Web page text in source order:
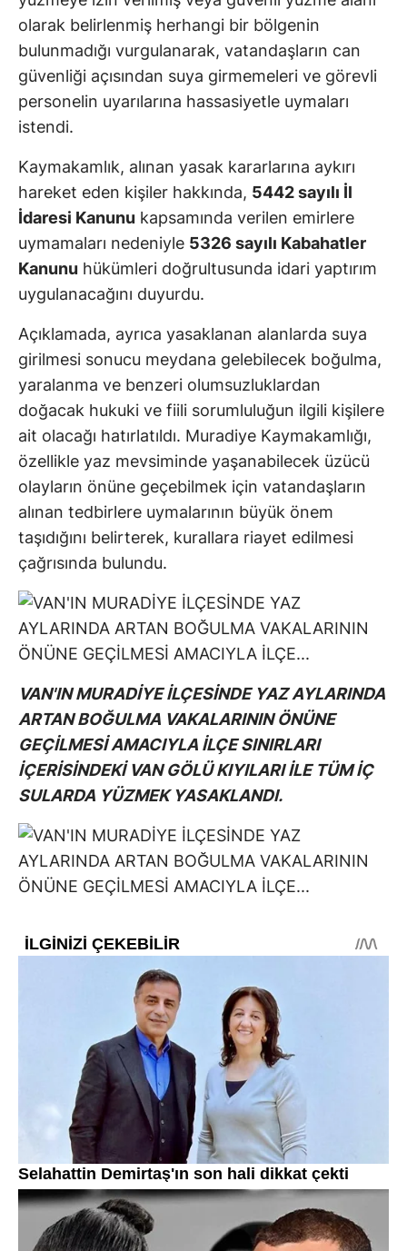
olarak belirlenmiş herhangi bir bölgenin
bulunmadığı vurgulanarak, vatandaşların can
güvenliği açısından suya girmemeleri ve görevli
personelin uyarılarına hassasiyetle uymaları
istendi.
Kaymakamlık, alınan yasak kararlarına aykırı
hareket eden kişiler hakkında, 5442 sayılı İl
İdaresi Kanunu kapsamında verilen emirlere
uymamaları nedeniyle 5326 sayılı Kabahatler
Kanunu hükümleri doğrultusunda idari yaptırım
uygulanacağını duyurdu.
Açıklamada, ayrıca yasaklanan alanlarda suya
girilmesi sonucu meydana gelebilecek boğulma,
yaralanma ve benzeri olumsuzluklardan
doğacak hukuki ve fiili sorumluluğun ilgili kişilere
ait olacağı hatırlatıldı. Muradiye Kaymakamlığı,
özellikle yaz mevsiminde yaşanabilecek üzücü
olayların önüne geçebilmek için vatandaşların
alınan tedbirlere uymalarının büyük önem
taşıdığını belirterek, kurallara riayet edilmesi
çağrısında bulundu.
VAN'IN MURADİYE İLÇESİNDE YAZ AYLARINDA
ARTAN BOĞULMA VAKALARININ ÖNÜNE
GEÇİLMESİ AMACIYLA İLÇE SINIRLARI
İÇERİSİNDEKİ VAN GÖLÜ KIYILARI İLE TÜM İÇ
SULARDA YÜZMEK YASAKLANDI.